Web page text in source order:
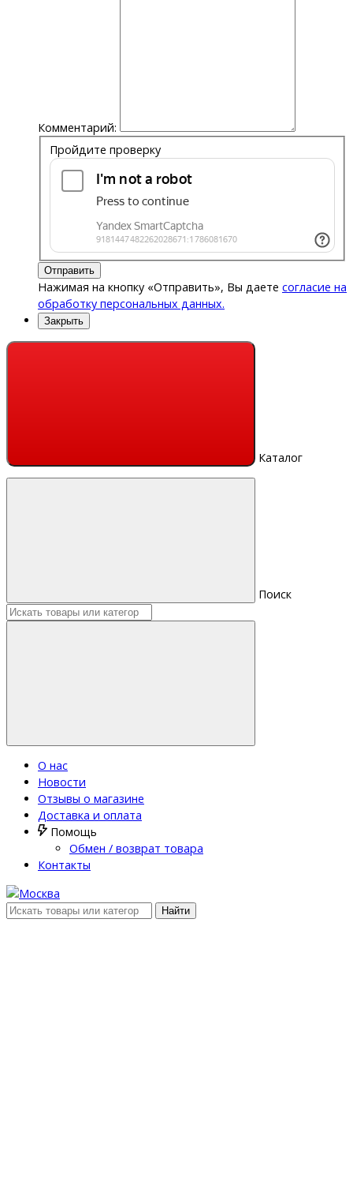
Комментарий:
Пройдите проверку
Отправить
Нажимая на кнопку «Отправить», Вы даете согласие на
обработку персональных данных.
Закрыть
Каталог
Поиск
О нас
Новости
Отзывы о магазине
Доставка и оплата
Помощь
Обмен / возврат товара
Контакты
Найти